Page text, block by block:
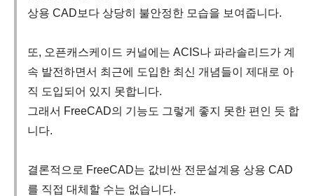
상용 CAD보다 상당히 불안정한 모습을 보여줍니다.
또, 오픈캐스케이드 커널에는 ACIS나 파라솔리드가 계
속 발전하면서 최근에 도입한 최신 개념들이 제대로 아
직 도입되어 있지 못합니다.
그래서 FreeCAD의 기능도 그렇게 좋지 못한 편인 듯 합
니다.
결론적으로 FreeCAD는 값비싼 전문설계용 상용 CAD
를 직접 대체할 수는 없습니다.